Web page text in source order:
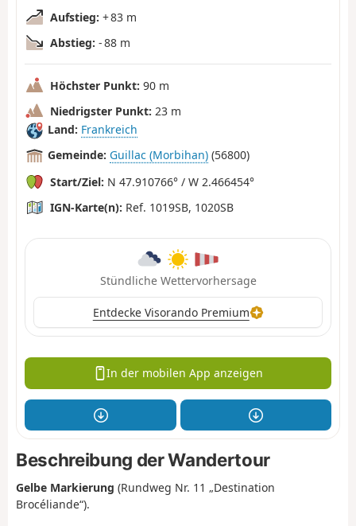
Aufstieg: + 83 m
Abstieg: - 88 m
Höchster Punkt: 90 m
Niedrigster Punkt: 23 m
Land: Frankreich
Gemeinde: Guillac (Morbihan) (56800)
Start/Ziel: N 47.910766° / W 2.466454°
IGN-Karte(n): Ref. 1019SB, 1020SB
Stündliche Wettervorhersage
Entdecke Visorando Premium
In der mobilen App anzeigen
Beschreibung der Wandertour
Gelbe Markierung (Rundweg Nr. 11 „Destination
Brocéliande“).